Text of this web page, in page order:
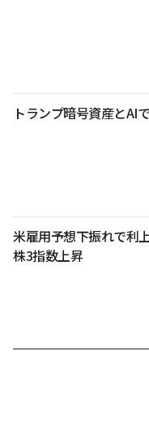
トランプ暗号資産とAI
米雇用予想下振れで利
株3指数上昇